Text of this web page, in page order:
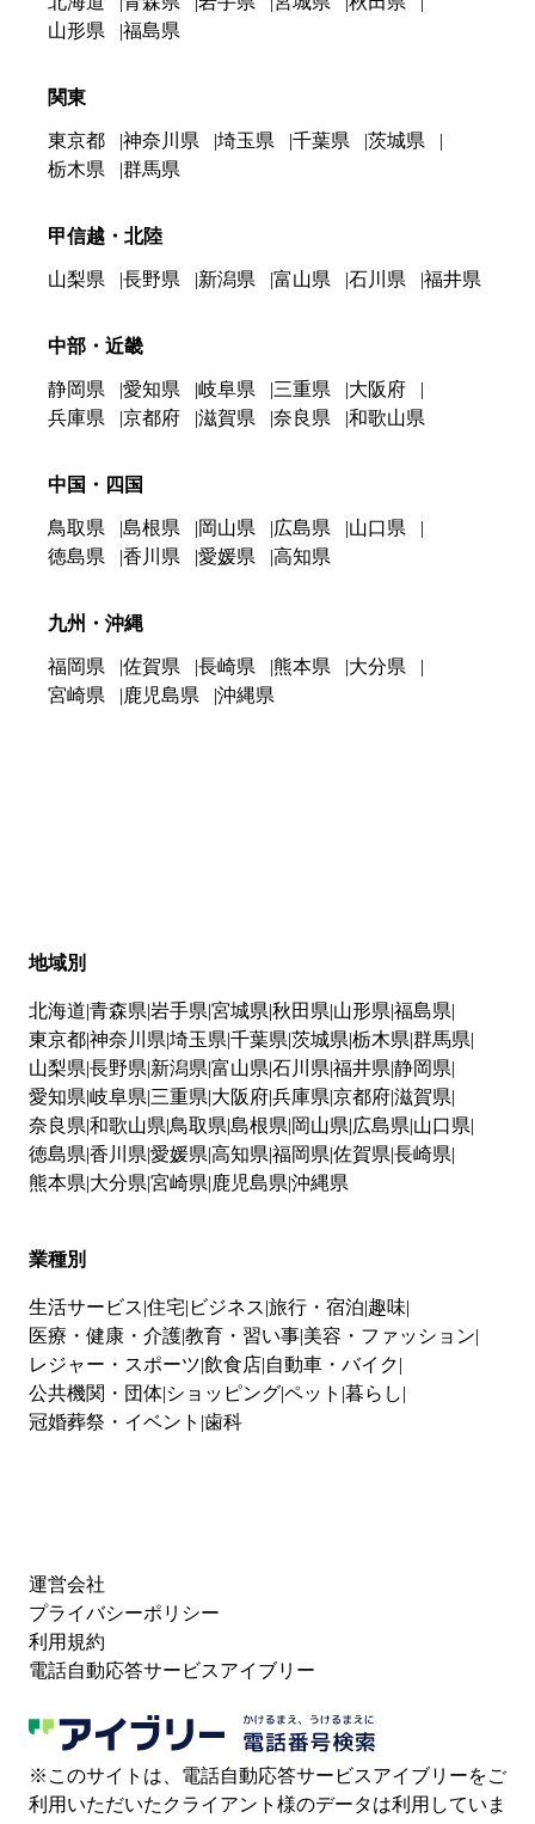
山形県
福島県
関東
東京都 神奈川県 埼玉県 千葉県
茨城県
栃木県
群馬県
甲信越・北陸
山梨県 長野県 新潟県 富山県 石川県 福井県
中部・近畿
静岡県 愛知県 岐阜県 三重県
大阪府
兵庫県
京都府 滋賀県 奈良県 和歌山県
中国・四国
鳥取県 島根県 岡山県 広島県
山口県
徳島県
香川県 愛媛県 高知県
九州・沖縄
福岡県 佐賀県 長崎県 熊本県
大分県
宮崎県
鹿児島県 沖縄県
地域別
北海道 青森県 岩手県 宮城県 秋田県 山形県 福島県
東京都神奈川県 埼玉県 千葉県 茨城県 栃木県 群馬県
山梨県 長野県 新潟県 富山県 石川県 福井県 静岡県
愛知県 岐阜県 三重県 大阪府兵庫県 京都府滋賀県
奈良県 和歌山県 鳥取県 島根県 岡山県 広島県 山口県
徳島県 香川県 愛媛県 高知県 福岡県 佐賀県 長崎県
熊本県 大分県 宮崎県 鹿児島県 沖縄県
業種別
生活サービス 住宅 ビジネス 旅行・宿泊 趣味
医療・健康・介護教育・習い事 美容・ファッション
レジャー・スポーツ 飲食店 自動車・バイク
公共機関・団体 ショッピングペット 暮らし
冠婚葬祭・イベント 歯科
運営会社
プライバシーポリシー
利用規約
電話自動応答サービスアイブリー
※このサイトは、電話自動応答サービスアイブリーをご
利用いただいたクライアント様のデータは利用していま